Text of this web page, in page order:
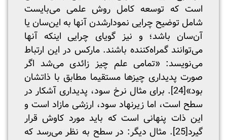
است که توسعه کامل روش علمی می‌بایست
شامل توضیح چرایی نمودار‌شدن آنها به این‌سان یا
آن‌سان باشد؛ و نیز گویای چرایی اینکه آنها
می‌توانند گمراه‌کننده باشند. مارکس در این ارتباط
می‌نویسد: «تمامی علم چیز زائدی می‌شد اگر
صورت پدیداری چیزها مستقیما مطابق با ذاتشان
بود»[24]
. برای مثال نرخ سود، پدیداری آشکار در
سطح است، اما زیرنهاد سود، ارزشی مازاد است و
این ذات پنهانی است که باید مورد کاوش قرار
گیرد[25]
. مثال دیگر: در سطح به نظر می‌رسد که